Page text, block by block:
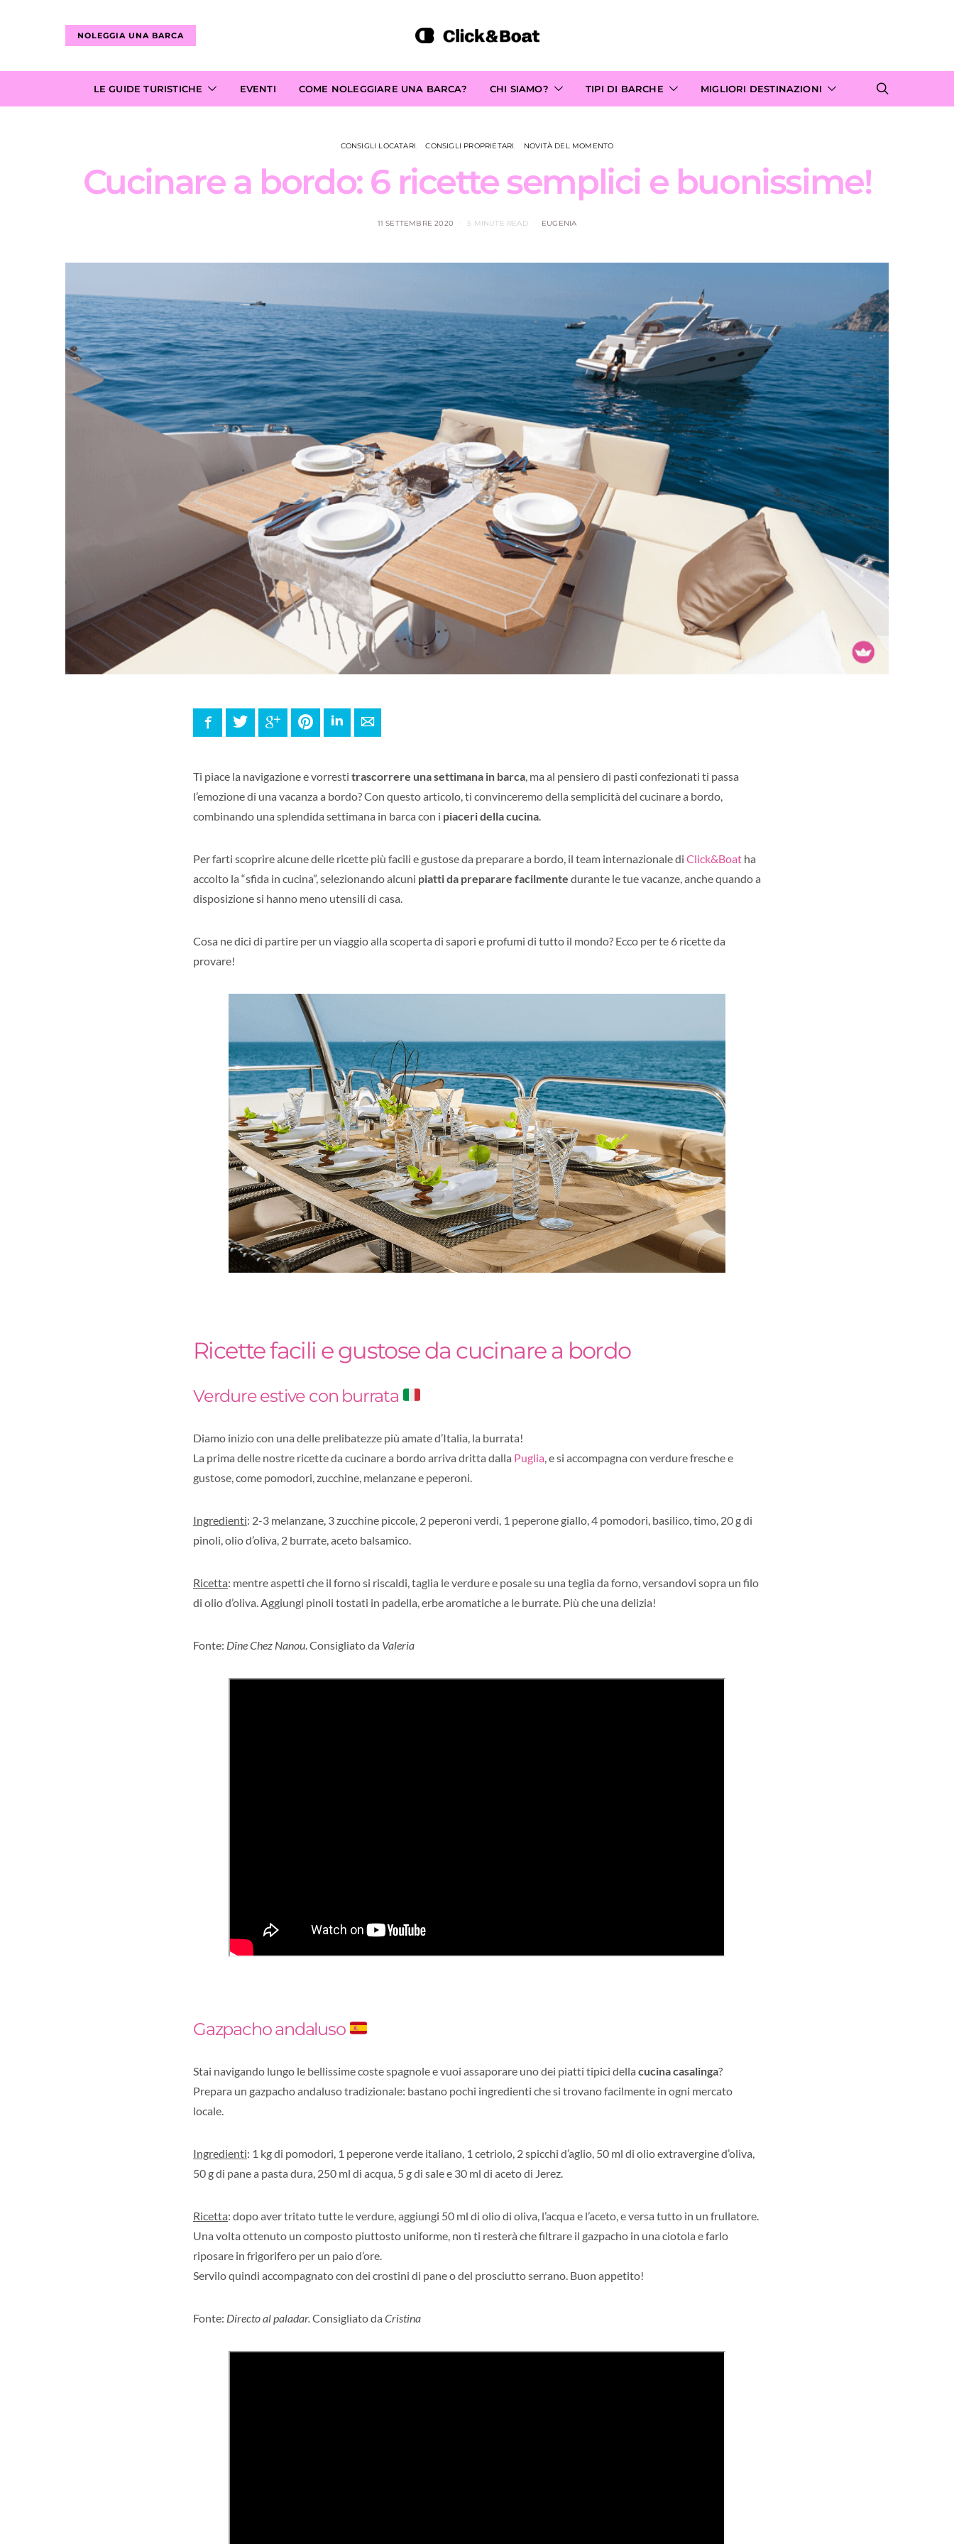
NOLEGGIA UNA BARCA
LE GUIDE TURISTICHE EVENTI COME NOLEGGIARE UNA BARCA? CHI SIAMO? TIPI DI BARCHE MIGLIORI DESTINAZIONI
CONSIGLI LOCATARI CONSIGLI PROPRIETARI NOVITÀ DEL MOMENTO
Cucinare a bordo: 6 ricette semplici e buonissime!
11 SETTEMBRE 2020 5 MINUTE READ EUGENIA
FacebookTwitter Google+ PinterestLinkedInE-mail
Ti piace la navigazione e vorresti trascorrere una settimana in barca, ma al pensiero di pasti confezionati ti passa
l’emozione di una vacanza a bordo? Con questo articolo, ti convinceremo della semplicità del cucinare a bordo,
combinando una splendida settimana in barca con i piaceri della cucina.
Per farti scoprire alcune delle ricette più facili e gustose da preparare a bordo, il team internazionale di Click&Boat ha
accolto la “sfida in cucina”, selezionando alcuni piatti da preparare facilmente durante le tue vacanze, anche quando a
disposizione si hanno meno utensili di casa.
Cosa ne dici di partire per un viaggio alla scoperta di sapori e profumi di tutto il mondo? Ecco per te 6 ricette da
provare!
Ricette facili e gustose da cucinare a bordo
Verdure estive con burrata
Diamo inizio con una delle prelibatezze più amate d’Italia, la burrata!
La prima delle nostre ricette da cucinare a bordo arriva dritta dalla Puglia, e si accompagna con verdure fresche e
gustose, come pomodori, zucchine, melanzane e peperoni.
Ingredienti: 2-3 melanzane, 3 zucchine piccole, 2 peperoni verdi, 1 peperone giallo, 4 pomodori, basilico, timo, 20 g di
pinoli, olio d’oliva, 2 burrate, aceto balsamico.
Ricetta: mentre aspetti che il forno si riscaldi, taglia le verdure e posale su una teglia da forno, versandovi sopra un filo
di olio d’oliva. Aggiungi pinoli tostati in padella, erbe aromatiche a le burrate. Più che una delizia!
Fonte: Dîne Chez Nanou. Consigliato da Valeria
Gazpacho andaluso
Stai navigando lungo le bellissime coste spagnole e vuoi assaporare uno dei piatti tipici della cucina casalinga?
Prepara un gazpacho andaluso tradizionale: bastano pochi ingredienti che si trovano facilmente in ogni mercato
locale.
Ingredienti: 1 kg di pomodori, 1 peperone verde italiano, 1 cetriolo, 2 spicchi d’aglio, 50 ml di olio extravergine d’oliva,
50 g di pane a pasta dura, 250 ml di acqua, 5 g di sale e 30 ml di aceto di Jerez.
Ricetta: dopo aver tritato tutte le verdure, aggiungi 50 ml di olio di oliva, l’acqua e l’aceto, e versa tutto in un frullatore.
Una volta ottenuto un composto piuttosto uniforme, non ti resterà che filtrare il gazpacho in una ciotola e farlo
riposare in frigorifero per un paio d’ore.
Servilo quindi accompagnato con dei crostini di pane o del prosciutto serrano. Buon appetito!
Fonte: Directo al paladar.Consigliato da Cristina